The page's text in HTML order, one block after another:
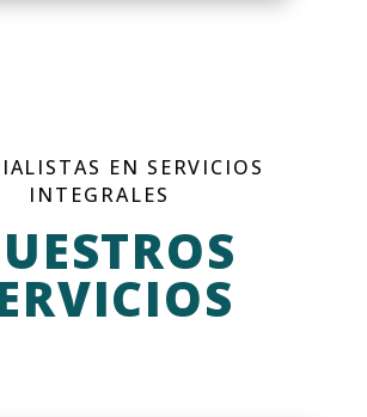
EN SERVICIOS
INTEGRALES